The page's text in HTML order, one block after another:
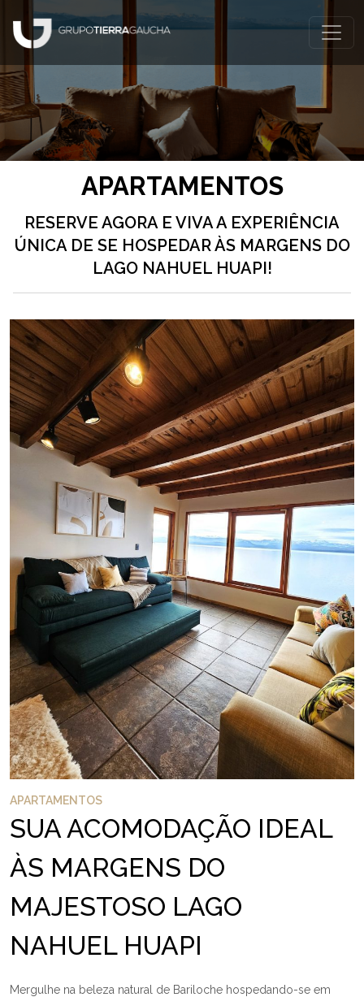
APARTAMENTOS
RESERVE AGORA E VIVA A EXPERIÊNCIA
ÚNICA DE SE HOSPEDAR ÀS MARGENS DO
LAGO NAHUEL HUAPI!
APARTAMENTOS
SUA ACOMODAÇÃO IDEAL
ÀS MARGENS DO
MAJESTOSO LAGO
NAHUEL HUAPI
Mergulhe na beleza natural de Bariloche hospedando-se em